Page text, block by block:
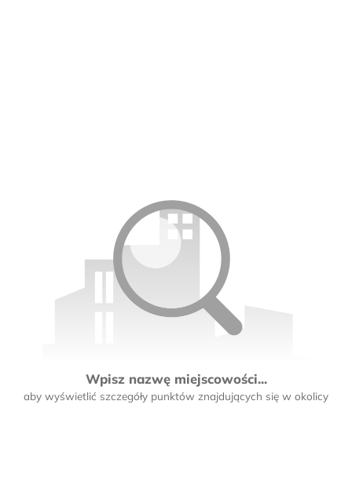
Wpisz nazwę miejscowości...
aby wyświetlić szczegóły punktów znajdujących się w okolicy